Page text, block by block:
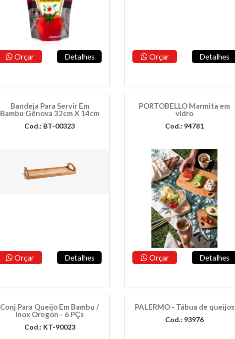
Orçar Detalhes Orçar Detalhes
Bandeja Para Servir Em
Bambu Gênova 32cm X 14cm
Cod.: BT-00323
Orçar Detalhes
PORTOBELLO Marmita em
vidro
Cod.: 94781
Orçar Detalhes
Conj Para Queijo Em Bambu /
Inox Oregon - 6 PÇs
Cod.: KT-90023
PALERMO - Tábua de queijos
Cod.: 93976